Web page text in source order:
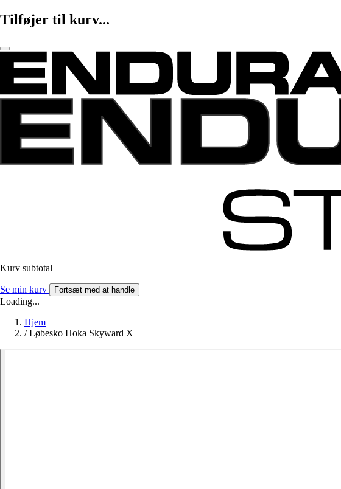
Tilføjer til kurv...
Kurv subtotal
Se min kurv Fortsæt med at handle
Loading...
Hjem
/ Løbesko Hoka Skyward X